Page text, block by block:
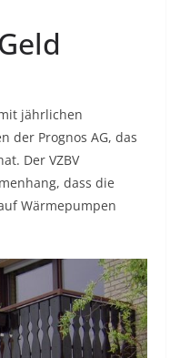
jährlichen
der Prognos AG, das
Der VZBV
dass die
Wärmepumpen